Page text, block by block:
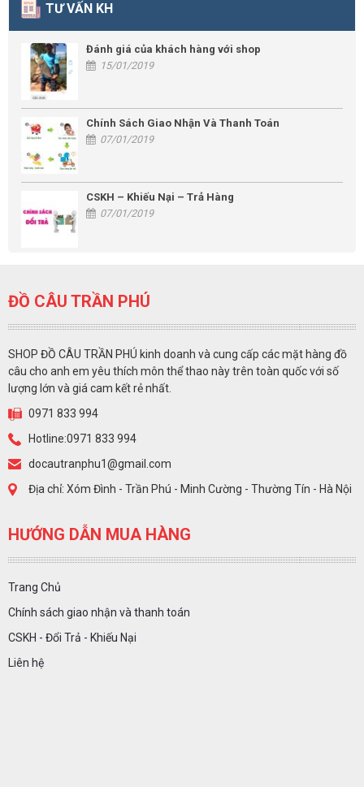
TƯ VẤN KH
Đánh giá của khách hàng với shop
15/01/2019
Chính Sách Giao Nhận Và Thanh Toán
07/01/2019
CSKH – Khiếu Nại – Trả Hàng
07/01/2019
ĐỒ CÂU TRẦN PHÚ
SHOP ĐỒ CÂU TRẦN PHÚ kinh doanh và cung cấp các mặt hàng đồ
câu cho anh em yêu thích môn thể thao này trên toàn quốc với số
lượng lớn và giá cam kết rẻ nhất.
0971 833 994
Hotline:0971 833 994
docautranphu1@gmail.com
Địa chỉ: Xóm Đình - Trần Phú - Minh Cường - Thường Tín - Hà Nội
HƯỚNG DẪN MUA HÀNG
Trang Chủ
Chính sách giao nhận và thanh toán
CSKH - Đổi Trả - Khiếu Nại
Liên hệ